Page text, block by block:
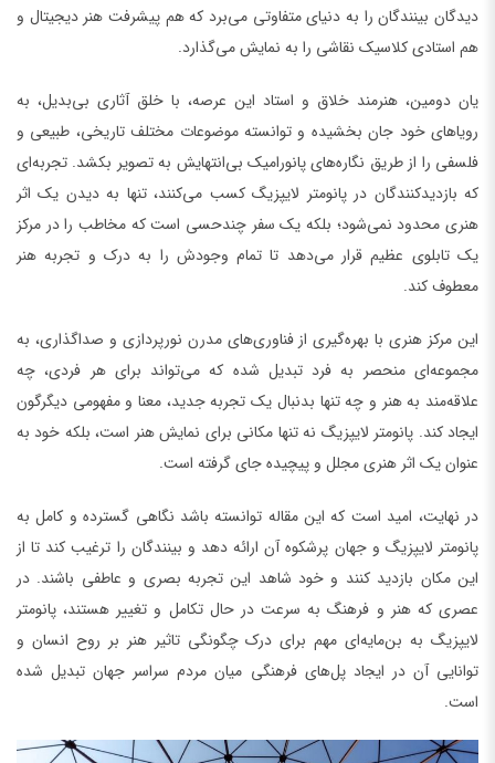
دیدگان بینندگان را به دنیای متفاوتی می‌برد که هم پیشرفت هنر دیجیتال و
هم استادی کلاسیک نقاشی را به نمایش می‌گذارد.
یان دومین، هنرمند خلاق و استاد این عرصه، با خلق آثاری بی‌بدیل، به
رویاهای خود جان بخشیده و توانسته موضوعات مختلف تاریخی، طبیعی و
فلسفی را از طریق نگاره‌های پانورامیک بی‌انتهایش به تصویر بکشد. تجربه‌ای
که بازدیدکنندگان در پانومتر لایپزیگ کسب می‌کنند، تنها به دیدن یک اثر
هنری محدود نمی‌شود؛ بلکه یک سفر چندحسی است که مخاطب را در مرکز
یک تابلوی عظیم قرار می‌دهد تا تمام وجودش را به درک و تجربه هنر
معطوف کند.
این مرکز هنری با بهره‌گیری از فناوری‌های مدرن نورپردازی و صداگذاری، به
مجموعه‌ای منحصر به فرد تبدیل شده که می‌تواند برای هر فردی، چه
علاقه‌مند به هنر و چه تنها بدنبال یک تجربه جدید، معنا و مفهومی دیگرگون
ایجاد کند. پانومتر لایپزیگ نه تنها مکانی برای نمایش هنر است، بلکه خود به
عنوان یک اثر هنری مجلل و پیچیده جای گرفته است.
در نهایت، امید است که این مقاله توانسته باشد نگاهی گسترده و کامل به
پانومتر لایپزیگ و جهان پرشکوه آن ارائه دهد و بینندگان را ترغیب کند تا از
این مکان بازدید کنند و خود شاهد این تجربه بصری و عاطفی باشند. در
عصری که هنر و فرهنگ به سرعت در حال تکامل و تغییر هستند، پانومتر
لایپزیگ به بن‌مایه‌ای مهم برای درک چگونگی تاثیر هنر بر روح انسان و
توانایی آن در ایجاد پل‌های فرهنگی میان مردم سراسر جهان تبدیل شده
است.